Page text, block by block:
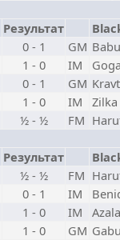
Результат
0 - 1 GM
1 - 0 IM
0 - 1 GM
1 - 0 IM
½ - ½ FM
Результат
½ - ½ FM
0 - 1 IM
1 - 0 IM
1 - 0 GM